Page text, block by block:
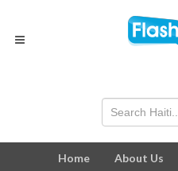
Home About Us